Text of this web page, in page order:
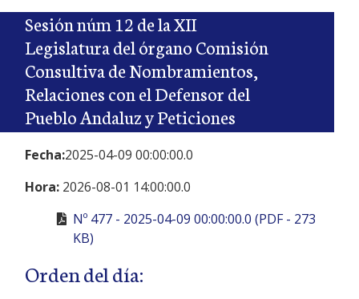
Sesión núm 12 de la XII
Legislatura del órgano Comisión
Consultiva de Nombramientos,
Relaciones con el Defensor del
Pueblo Andaluz y Peticiones
Fecha:2025-04-09 00:00:00.0
Hora: 2026-08-01 14:00:00.0
Nº 477 - 2025-04-09 00:00:00.0 (PDF - 273
KB)
Orden del día: